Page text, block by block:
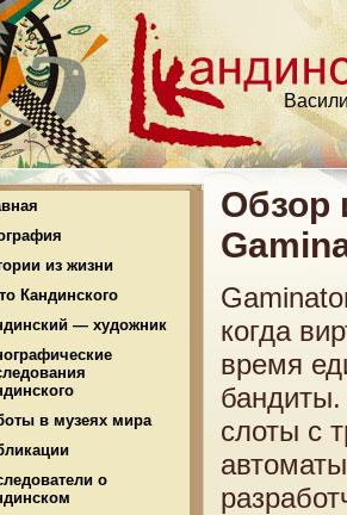
из жизни
Кандинского
— художник
в музеях мира
о
Обзор
когда
время
слоты с